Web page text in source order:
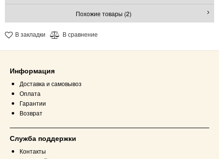
Похожие товары (2)
В закладки В сравнение
Информация
Доставка и самовывоз
Оплата
Гарантии
Возврат
Служба поддержки
Контакты